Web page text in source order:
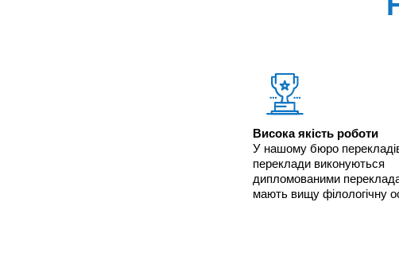
Висока якість роботи
У нашому бюро
переклади виконуються
дипломованими
мають вищу філологічну